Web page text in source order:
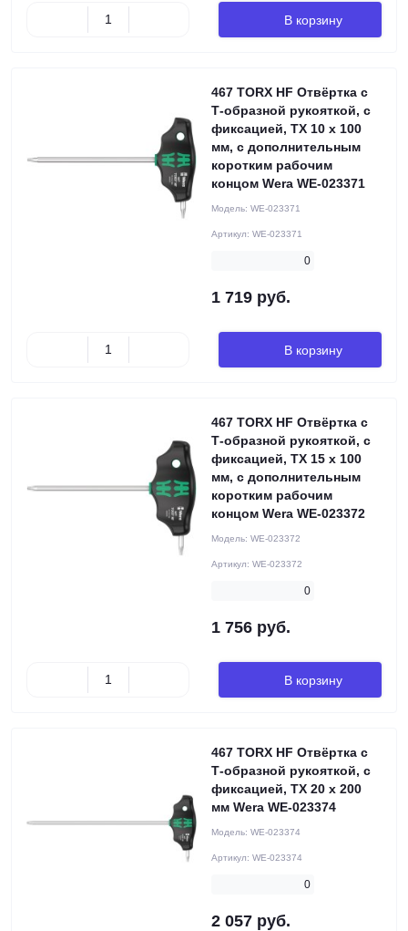
В корзину
467 TORX HF Отвёртка с
Т-образной рукояткой, с
фиксацией, TX 10 x 100
мм, с дополнительным
коротким рабочим
концом Wera WE-023371
Модель: WE-023371
Артикул: WE-023371
0
1 719 руб.
В корзину
467 TORX HF Отвёртка с
Т-образной рукояткой, с
фиксацией, TX 15 x 100
мм, с дополнительным
коротким рабочим
концом Wera WE-023372
Модель: WE-023372
Артикул: WE-023372
0
1 756 руб.
В корзину
467 TORX HF Отвёртка с
Т-образной рукояткой, с
фиксацией, TX 20 x 200
мм Wera WE-023374
Модель: WE-023374
Артикул: WE-023374
0
2 057 руб.